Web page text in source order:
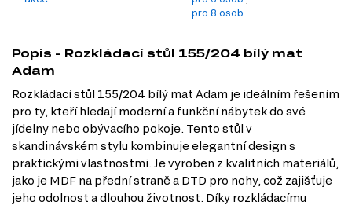
pro 8 osob
Popis - Rozkládací stůl 155/204 bílý mat
Adam
Rozkládací stůl 155/204 bílý mat Adam je ideálním řešením
pro ty, kteří hledají moderní a funkční nábytek do své
jídelny nebo obývacího pokoje. Tento stůl v
skandinávském stylu kombinuje elegantní design s
praktickými vlastnostmi. Je vyroben z kvalitních materiálů,
jako je MDF na přední straně a DTD pro nohy, což zajišťuje
jeho odolnost a dlouhou životnost. Díky rozkládacímu